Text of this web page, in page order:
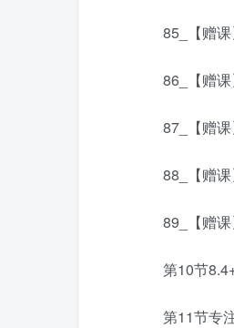
85_【赠课
86_【赠课
87_【赠课
88_【赠课
89_【赠课
第10节8.4+
第11节专注